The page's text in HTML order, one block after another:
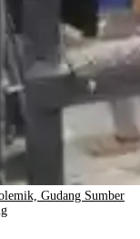
Gudang Sumber